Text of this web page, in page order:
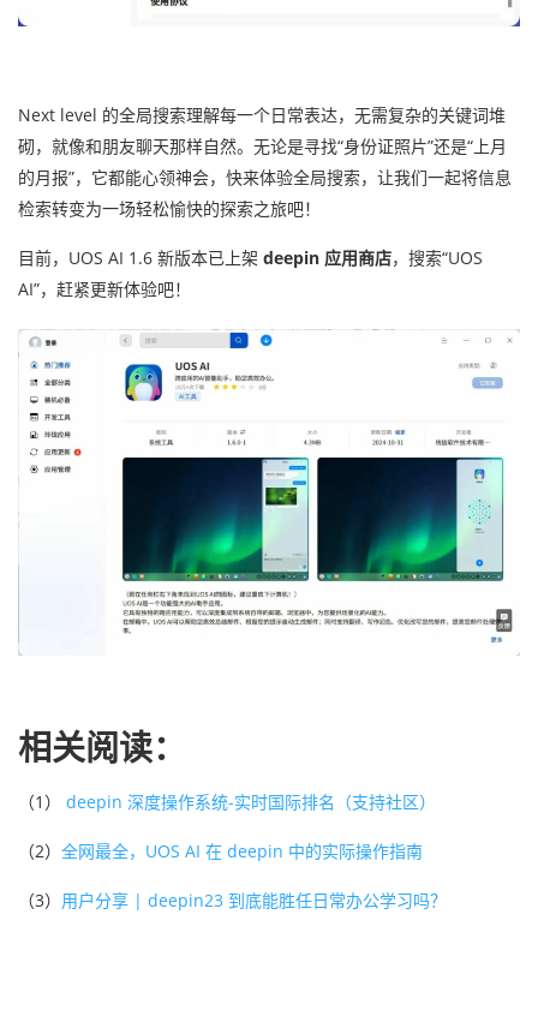
Next level 的全局搜索理解每一个日常表达，无需复杂的关键词堆
砌，就像和朋友聊天那样自然。无论是寻找“身份证照片”还是“上月
的月报”，它都能心领神会，快来体验全局搜索，让我们一起将信息
检索转变为一场轻松愉快的探索之旅吧！
目前，UOS AI 1.6 新版本已上架 deepin 应用商店，搜索“UOS
AI”，赶紧更新体验吧！
相关阅读：
（1） deepin 深度操作系统-实时国际排名（支持社区）
（2） 全网最全，UOS AI 在 deepin 中的实际操作指南
（3） 用户分享 | deepin23 到底能胜任日常办公学习吗？